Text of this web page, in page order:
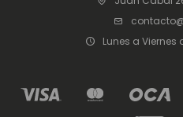
Lunes a Viernes